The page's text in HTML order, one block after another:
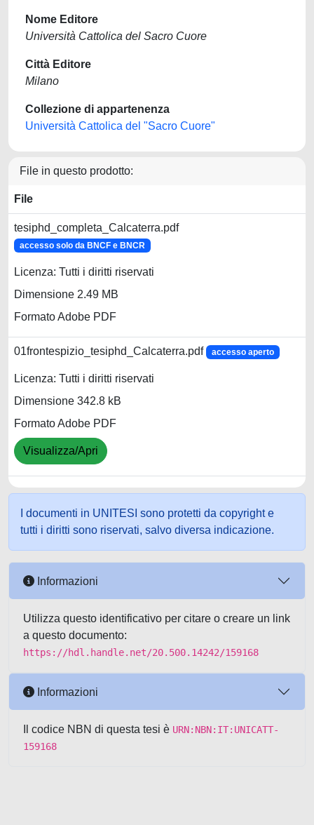
Nome Editore
Università Cattolica del Sacro Cuore
Città Editore
Milano
Collezione di appartenenza
Università Cattolica del "Sacro Cuore"
File in questo prodotto:
File
tesiphd_completa_Calcaterra.pdf
accesso solo da BNCF e BNCR
Licenza: Tutti i diritti riservati
Dimensione 2.49 MB
Formato Adobe PDF
01frontespizio_tesiphd_Calcaterra.pdf accesso aperto
Licenza: Tutti i diritti riservati
Dimensione 342.8 kB
Formato Adobe PDF
Visualizza/Apri
I documenti in UNITESI sono protetti da copyright e
tutti i diritti sono riservati, salvo diversa indicazione.
Informazioni
Utilizza questo identificativo per citare o creare un link
a questo documento:
https://hdl.handle.net/20.500.14242/159168
Informazioni
Il codice NBN di questa tesi è URN:NBN:IT:UNICATT-
159168